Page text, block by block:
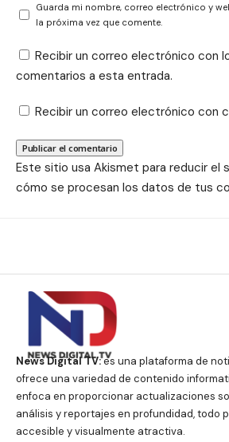
Guarda mi nombre, correo electrónico y
la próxima vez que comente.
Recibir un correo electrónico con
comentarios a esta entrada.
Recibir un correo electrónico con
Este sitio usa Akismet para reducir el
cómo se procesan los datos de tus
News Digital TV:es una plataforma de
ofrece una variedad de contenido
enfoca en proporcionar actualizaciones
análisis y reportajes en profundidad, todo
accesible y visualmente atractiva.